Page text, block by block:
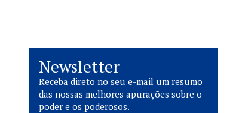
Newsletter
Receba direto no seu e-mail um resumo
das nossas melhores apurações sobre o
poder e os poderosos.